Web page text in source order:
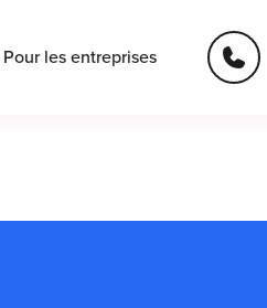
Pour les entreprises